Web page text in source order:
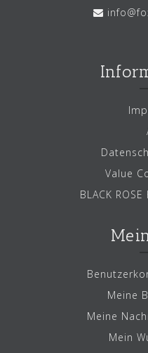
Value
BLACK
Meine
Meine
Mein